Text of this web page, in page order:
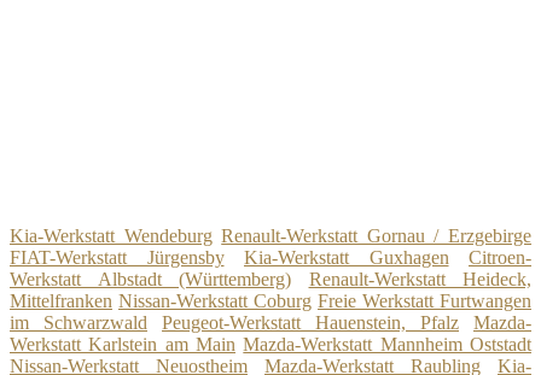
Kia-Werkstatt Wendeburg Renault-Werkstatt Gornau / Erzgebirge
FIAT-Werkstatt Jürgensby
Kia-Werkstatt Guxhagen
Citroen-
Werkstatt Albstadt (Württemberg)
Renault-Werkstatt Heideck,
Mittelfranken Nissan-Werkstatt Coburg Freie Werkstatt Furtwangen
im Schwarzwald
Peugeot-Werkstatt Hauenstein, Pfalz
Mazda-
Werkstatt Karlstein am Main Mazda-Werkstatt Mannheim Oststadt
Nissan-Werkstatt Neuostheim
Mazda-Werkstatt Raubling
Kia-